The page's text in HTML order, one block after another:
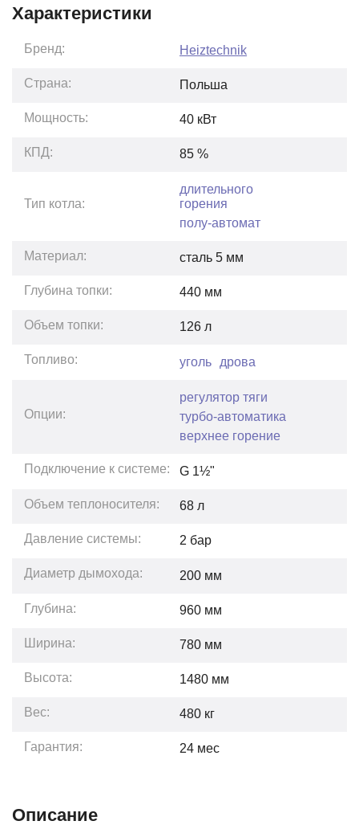
Характеристики
Бренд: Heiztechnik
Страна: Польша
Мощность: 40 кВт
КПД: 85 %
Тип котла:
длительного
горения
полу-автомат
Материал: сталь 5 мм
Глубина топки: 440 мм
Объем топки: 126 л
Топливо: уголь дрова
Опции:
регулятор тяги
турбо-автоматика
верхнее горение
Подключение к системе: G 1½"
Объем теплоносителя: 68 л
Давление системы: 2 бар
Диаметр дымохода: 200 мм
Глубина: 960 мм
Ширина: 780 мм
Высота: 1480 мм
Вес: 480 кг
Гарантия: 24 мес
Описание